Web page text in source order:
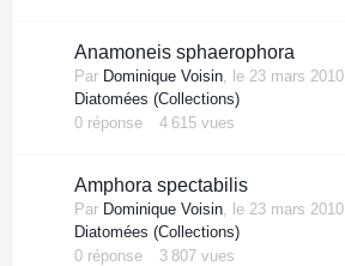
Anamoneis sphaerophora
Par Dominique Voisin, le 23 mars 2010
Diatomées (Collections)
0 réponse 4 615 vues
Amphora spectabilis
Par Dominique Voisin, le 23 mars 2010
Diatomées (Collections)
0 réponse 3 807 vues